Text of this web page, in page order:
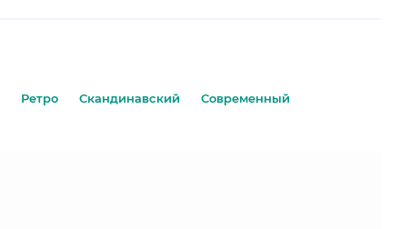
Ретро Скандинавский
Современный